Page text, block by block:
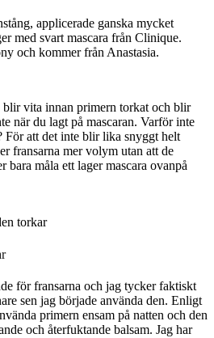
applicerade ganska mycket
med svart mascara från Clinique.
och kommer från Anastasia.
blir vita innan primern torkat och blir
när du lagt på mascaran. Varför inte
För att det inte blir lika snyggt helt
fransarna mer volym utan att de
bara måla ett lager mascara ovanpå
torkar
för fransarna och jag tycker faktiskt
sen jag började använda den. Enligt
primern ensam på natten och den
och återfuktande balsam. Jag har